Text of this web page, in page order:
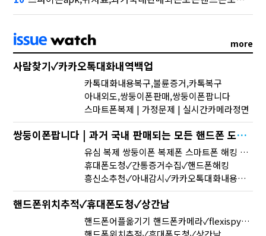
more
사람찾기✓카카오톡대화내역백업
카톡대화내용복구,불륜증거,카톡복구
아내외도,쌍둥이폰판매,쌍둥이폰팝니다
스마트폰복제 | 가정문제 | 실시간카메라정면
쌍둥이폰팝니다 | 과거 국내 판매되는 모든 핸드폰 도청 가능 | 실시간핸드폰화면감시
유심 복제 쌍둥이폰 복제폰 스마트폰 해킹 확인 스마트폰 복제✓위자료✓신부대행
휴대폰도청✓간통증거수집✓핸드폰해킹
흥신소추천✓아내감시✓카카오톡대화내용실시간보기
핸드폰위치추적✓휴대폰도청✓상간남
핸드폰어플옮기기 핸드폰카메라✓flexispy✓배우자외도,사람찾기,채무자찾기고민해결해드립니다.